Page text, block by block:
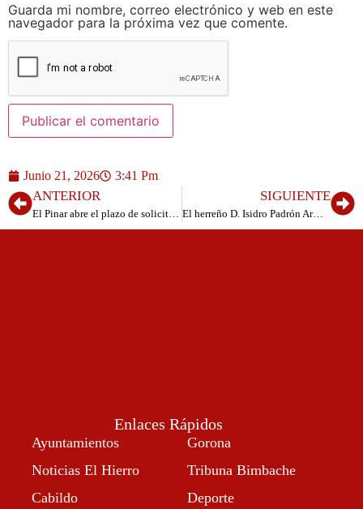
Guarda mi nombre, correo electrónico y web en este
navegador para la próxima vez que comente.
Junio 21, 2026 3:41 Pm
ANTERIOR SIGUIENTE
El herreño D. Isidro Padrón Armas invitado al Comité Científico de la 17° Conferencia Internacional sobre Navegación Marítima y Seguridad en el Transporte Marítimo TransNav
Enlaces Rápidos
Ayuntamientos
Noticias El Hierro
Cabildo
Gorona
Tribuna Bimbache
Deporte